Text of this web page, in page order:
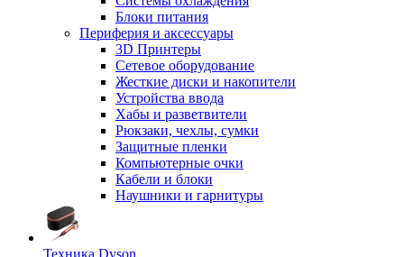
Блоки питания
Периферия и аксессуары
3D Принтеры
Сетевое оборудование
Жесткие диски и накопители
Устройства ввода
Хабы и разветвители
Рюкзаки, чехлы, сумки
Защитные пленки
Компьютерные очки
Кабели и блоки
Наушники и гарнитуры
Техника Dyson